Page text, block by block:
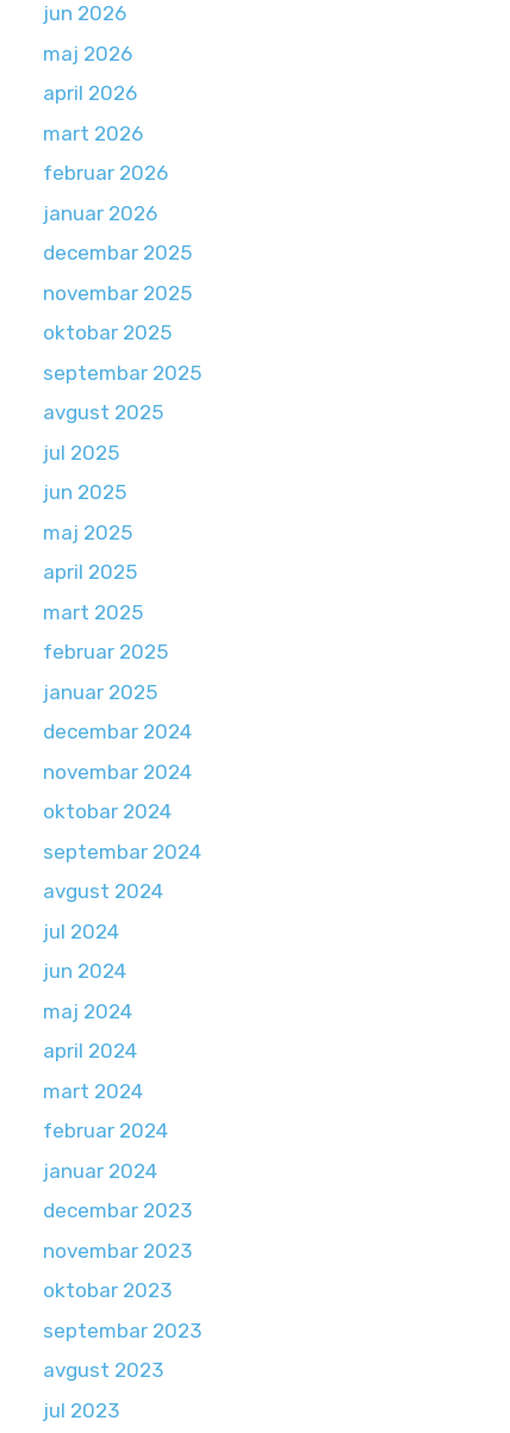
jun 2026
maj 2026
april 2026
mart 2026
februar 2026
januar 2026
decembar 2025
novembar 2025
oktobar 2025
septembar 2025
avgust 2025
jul 2025
jun 2025
maj 2025
april 2025
mart 2025
februar 2025
januar 2025
decembar 2024
novembar 2024
oktobar 2024
septembar 2024
avgust 2024
jul 2024
jun 2024
maj 2024
april 2024
mart 2024
februar 2024
januar 2024
decembar 2023
novembar 2023
oktobar 2023
septembar 2023
avgust 2023
jul 2023